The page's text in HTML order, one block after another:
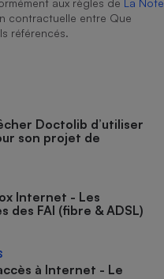
aux règles de
La Note
contractuelle entre Que
référencés.
Doctolib d’utiliser
son projet de
Internet - Les
des FAI (fibre & ADSL)
à Internet - Le